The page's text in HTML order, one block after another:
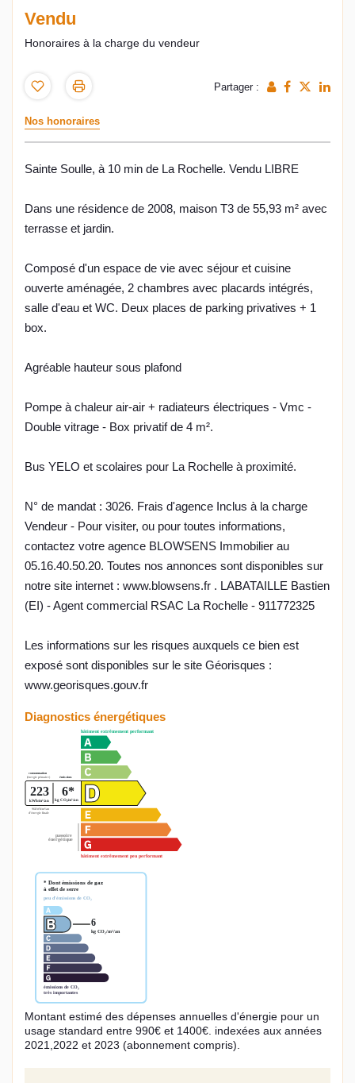
Vendu
Honoraires à la charge du vendeur
Partager :
Nos honoraires
Sainte Soulle, à 10 min de La Rochelle. Vendu LIBRE
Dans une résidence de 2008, maison T3 de 55,93 m² avec
terrasse et jardin.
Composé d'un espace de vie avec séjour et cuisine
ouverte aménagée, 2 chambres avec placards intégrés,
salle d'eau et WC. Deux places de parking privatives + 1
box.
Agréable hauteur sous plafond
Pompe à chaleur air-air + radiateurs électriques - Vmc -
Double vitrage - Box privatif de 4 m².
Bus YELO et scolaires pour La Rochelle à proximité.
N° de mandat : 3026. Frais d'agence Inclus à la charge
Vendeur - Pour visiter, ou pour toutes informations,
contactez votre agence BLOWSENS Immobilier au
05.16.40.50.20. Toutes nos annonces sont disponibles sur
notre site internet : www.blowsens.fr . LABATAILLE Bastien
(EI) - Agent commercial RSAC La Rochelle - 911772325
Les informations sur les risques auxquels ce bien est
exposé sont disponibles sur le site Géorisques :
www.georisques.gouv.fr
Diagnostics énergétiques
Montant estimé des dépenses annuelles d'énergie pour un
usage standard entre 990€ et 1400€. indexées aux années
2021,2022 et 2023 (abonnement compris).